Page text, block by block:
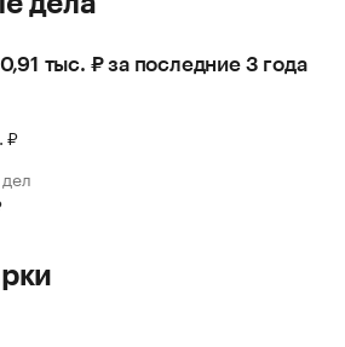
тыс. ₽ за последние 3 года
₽